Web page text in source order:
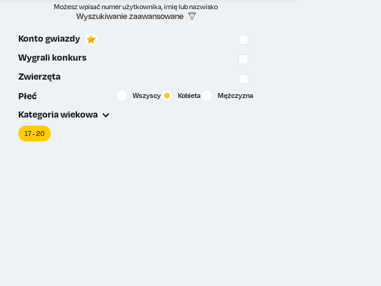
Możesz wpisać numer użytkownika, imię lub nazwisko
Wyszukiwanie zaawansowane
Konto gwiazdy
Wygrali konkurs
Zwierzęta
Płeć
Wszyscy Kobieta Mężczyzna
Kategoria wiekowa
17 - 20